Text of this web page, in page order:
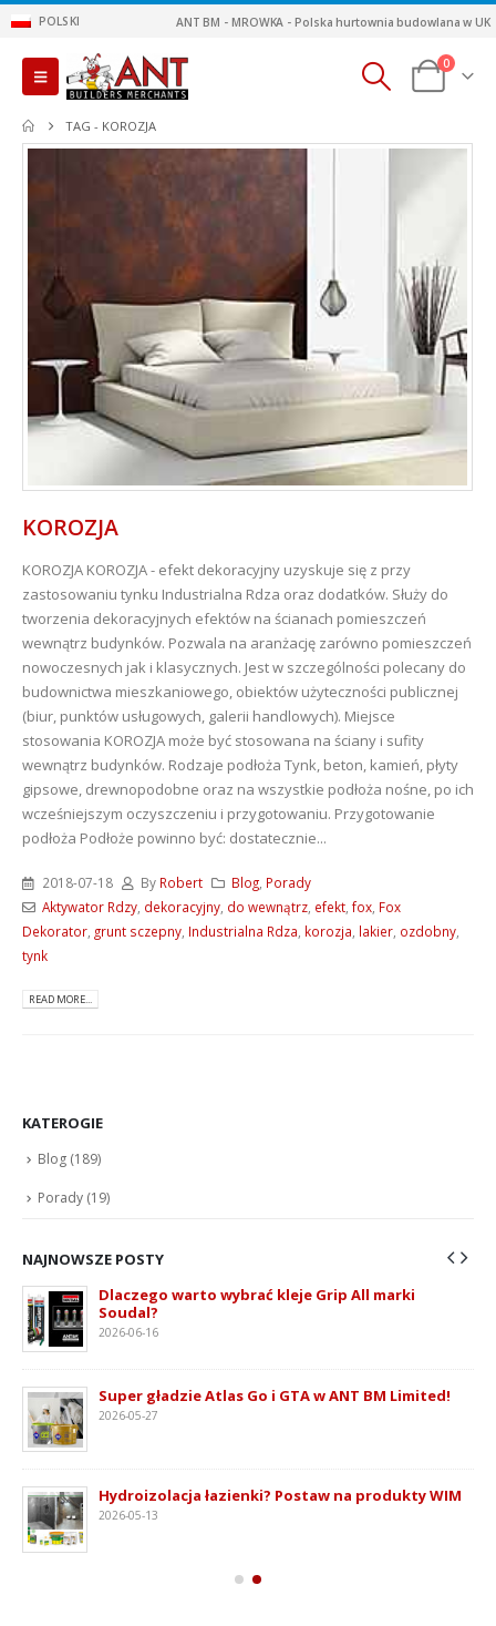
POLSKI ANT BM - MROWKA - Polska hurtownia budowlana w UK
0
TAG - KOROZJA
KOROZJA
KOROZJA KOROZJA - efekt dekoracyjny uzyskuje się z przy
zastosowaniu tynku Industrialna Rdza oraz dodatków. Służy do
tworzenia dekoracyjnych efektów na ścianach pomieszczeń
wewnątrz budynków. Pozwala na aranżację zarówno pomieszczeń
nowoczesnych jak i klasycznych. Jest w szczególności polecany do
budownictwa mieszkaniowego, obiektów użyteczności publicznej
(biur, punktów usługowych, galerii handlowych). Miejsce
stosowania KOROZJA może być stosowana na ściany i sufity
wewnątrz budynków. Rodzaje podłoża Tynk, beton, kamień, płyty
gipsowe, drewnopodobne oraz na wszystkie podłoża nośne, po ich
wcześniejszym oczyszczeniu i przygotowaniu. Przygotowanie
podłoża Podłoże powinno być: dostatecznie...
2018-07-18 By Robert Blog, Porady
Aktywator Rdzy, dekoracyjny, do wewnątrz, efekt, fox, Fox
Dekorator, grunt sczepny, Industrialna Rdza, korozja, lakier, ozdobny,
tynk
READ MORE...
KATEROGIE
Blog (189)
Porady (19)
NAJNOWSZE POSTY
Dlaczego warto wybrać kleje Grip All marki
Soudal?
2026-06-16
Super gładzie Atlas Go i GTA w ANT BM Limited!
2026-05-27
Hydroizolacja łazienki? Postaw na produkty WIM
2026-05-13